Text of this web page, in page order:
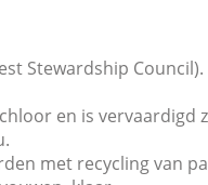
Stewardship Council).
en is vervaardigd
met recycling van